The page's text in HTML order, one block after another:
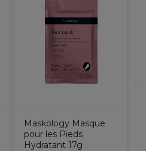
Maskology Masque
pour les Pieds
Hydratant 17g